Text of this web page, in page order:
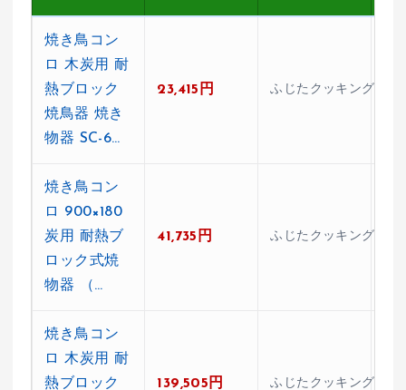
焼き鳥コン
ロ 木炭用 耐
熱ブロック
焼鳥器 焼き
物器 SC-6…
23,415円 ふじたクッキング
焼き鳥コン
ロ 900×180
炭用 耐熱ブ
ロック式焼
物器 （…
41,735円 ふじたクッキング
焼き鳥コン
ロ 木炭用 耐
熱ブロック
139,505円 ふじたクッキング